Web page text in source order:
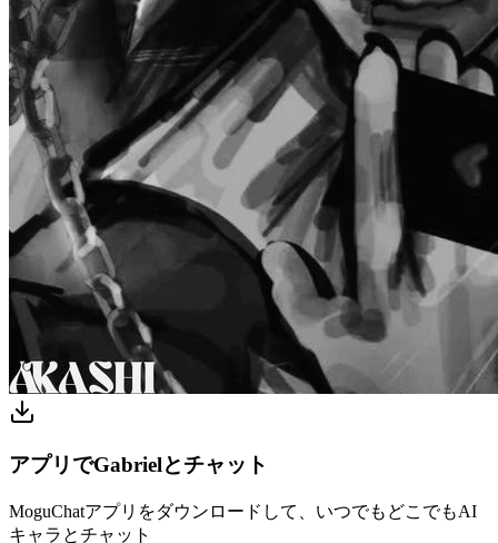
アプリでGabrielとチャット
MoguChatアプリをダウンロードして、いつでもどこでもAI
キャラとチャット